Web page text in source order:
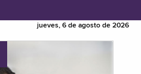
jueves, 6 de agosto de 2026